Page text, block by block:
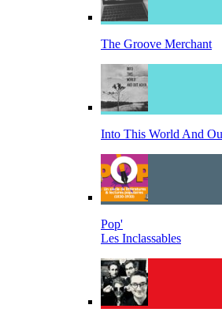
The Groove Merchant
Into This World And
Pop'
Les Inclassables